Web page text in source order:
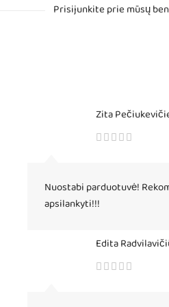
Prisijunkite prie mūsų
Zita
Nuostabi parduotuvė!
apsilankyti!!!
Edita